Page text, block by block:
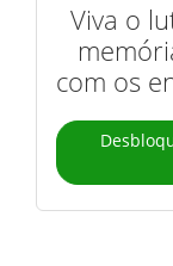
Viva o
com os